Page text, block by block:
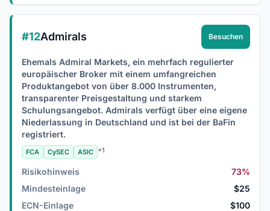
#12Admirals Besuchen
Ehemals Admiral Markets, ein mehrfach regulierter
europäischer Broker mit einem umfangreichen
Produktangebot von über 8.000 Instrumenten,
transparenter Preisgestaltung und starkem
Schulungsangebot. Admirals verfügt über eine eigene
Niederlassung in Deutschland und ist bei der BaFin
registriert.
FCA CySEC ASIC +1
Risikohinweis
73%
Mindesteinlage
$25
ECN-Einlage
$100